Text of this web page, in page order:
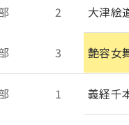
2 大津絵
3 艶容女
1 義経千